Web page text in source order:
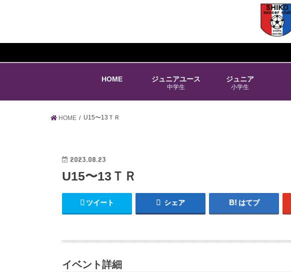
HOME ジュニアユース
中学生
ジュニア
小学生
HOME U15〜13ＴＲ
2023.08.23
U15〜13ＴＲ
ツイート シェア はてブ
イベント詳細